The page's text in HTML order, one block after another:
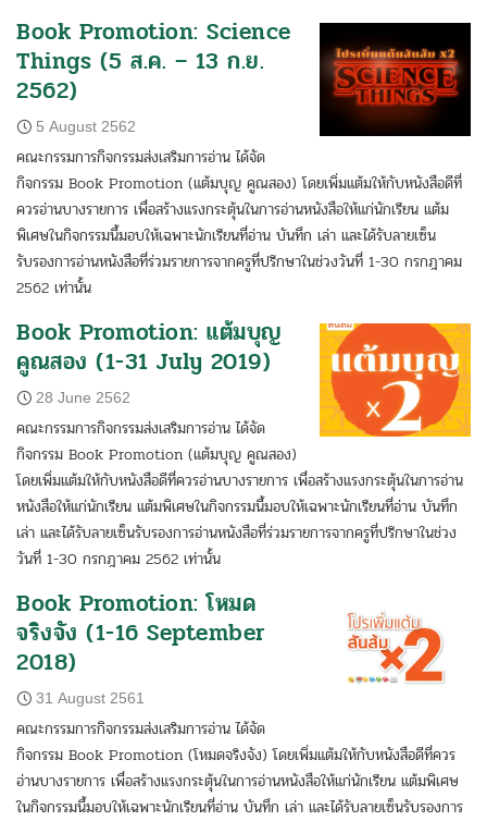
Book Promotion: Science
Things (5 ส.ค. – 13 ก.ย.
2562)
5 August 2562
คณะกรรมการกิจกรรมส่งเสริมการอ่าน ได้จัด
กิจกรรม Book Promotion (แต้มบุญ คูณสอง) โดยเพิ่มแต้มให้กับหนังสือดีที่
ควรอ่านบางรายการ เพื่อสร้างแรงกระตุ้นในการอ่านหนังสือให้แก่นักเรียน แต้ม
พิเศษในกิจกรรมนี้มอบให้เฉพาะนักเรียนที่อ่าน บันทึก เล่า และได้รับลายเซ็น
รับรองการอ่านหนังสือที่ร่วมรายการจากครูที่ปรึกษาในช่วงวันที่ 1-30 กรกฎาคม
2562 เท่านั้น
Book Promotion: แต้มบุญ
คูณสอง (1-31 July 2019)
28 June 2562
คณะกรรมการกิจกรรมส่งเสริมการอ่าน ได้จัด
กิจกรรม Book Promotion (แต้มบุญ คูณสอง)
โดยเพิ่มแต้มให้กับหนังสือดีที่ควรอ่านบางรายการ เพื่อสร้างแรงกระตุ้นในการอ่าน
หนังสือให้แก่นักเรียน แต้มพิเศษในกิจกรรมนี้มอบให้เฉพาะนักเรียนที่อ่าน บันทึก
เล่า และได้รับลายเซ็นรับรองการอ่านหนังสือที่ร่วมรายการจากครูที่ปรึกษาในช่วง
วันที่ 1-30 กรกฎาคม 2562 เท่านั้น
Book Promotion: โหมด
จริงจัง (1-16 September
2018)
31 August 2561
คณะกรรมการกิจกรรมส่งเสริมการอ่าน ได้จัด
กิจกรรม Book Promotion (โหมดจริงจัง) โดยเพิ่มแต้มให้กับหนังสือดีที่ควร
อ่านบางรายการ เพื่อสร้างแรงกระตุ้นในการอ่านหนังสือให้แก่นักเรียน แต้มพิเศษ
ในกิจกรรมนี้มอบให้เฉพาะนักเรียนที่อ่าน บันทึก เล่า และได้รับลายเซ็นรับรองการ